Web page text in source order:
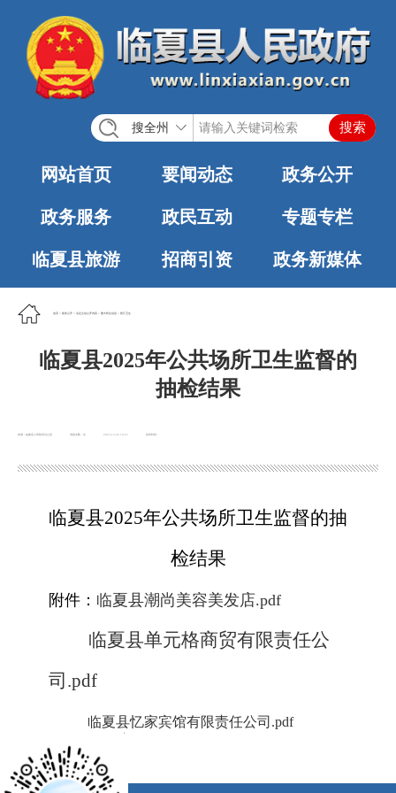
搜全州
网站首页 要闻动态 政务公开
政务服务 政民互动 专题专栏
临夏县旅游 招商引资 政务新媒体
首页 政务公开 法定主动公开内容 重大民生信息 医疗卫生
临夏县2025年公共场所卫生监督的
抽检结果
来源：临夏县人民政府办公室 浏览次数： 发布时间：
2025-12-26 10:47
临夏县2025年公共场所卫生监督的抽
检结果
附件： 临夏县潮尚美容美发店.pdf
临夏县单元格商贸有限责任公
司.pdf
临夏县忆家宾馆有限责任公司.pdf
x